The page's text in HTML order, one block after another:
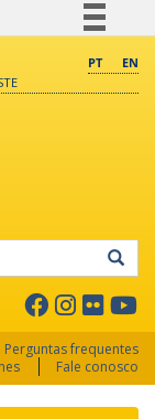
BR
PT
EN
Perguntas frequentes
Fale conosco